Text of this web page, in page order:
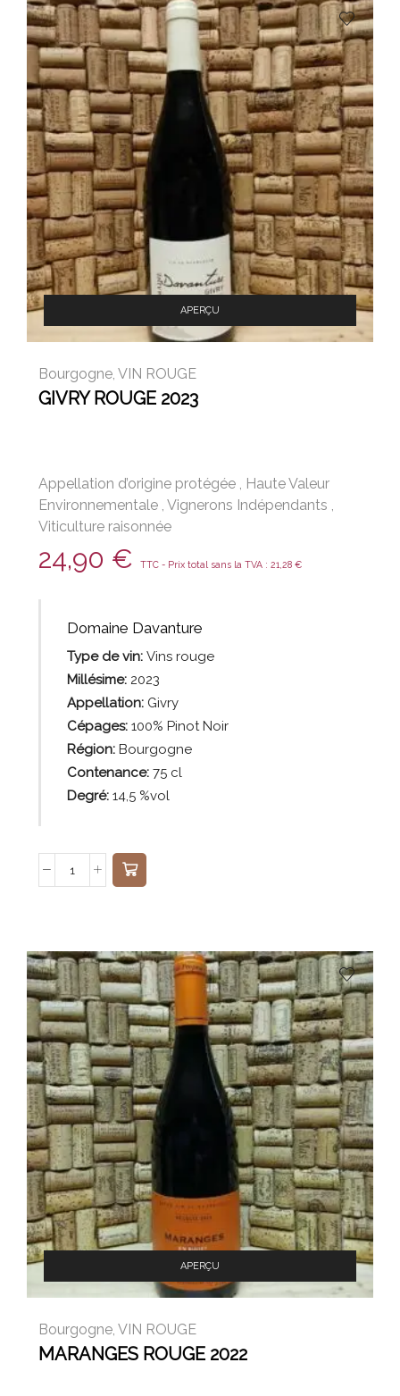
APERÇU
Bourgogne VIN ROUGE
GIVRY ROUGE 2023
Appellation d’origine protégée , Haute Valeur
Environnementale , Vignerons Indépendants ,
Viticulture raisonnée
24,90 € TTC - Prix total sans la TVA : 21,28 €
Domaine Davanture
Type de vin: Vins rouge
Millésime:2023
Appellation:Givry
Cépages:100% Pinot Noir
Région: Bourgogne
Contenance:75cl
Degré:14,5 %vol
APERÇU
Bourgogne, VIN ROUGE
MARANGES ROUGE 2022